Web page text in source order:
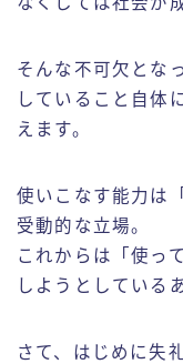
そんな不可欠とな
していること自体
えます。
使いこなす能力は
受動的な立場。
これからは「使っ
しようとしている
さて、はじめに失